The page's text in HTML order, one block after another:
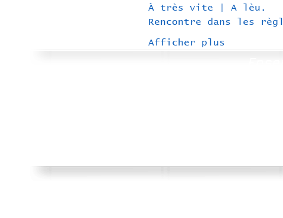
À très vite | A lèu.
Rencontre dans les
Afficher plus